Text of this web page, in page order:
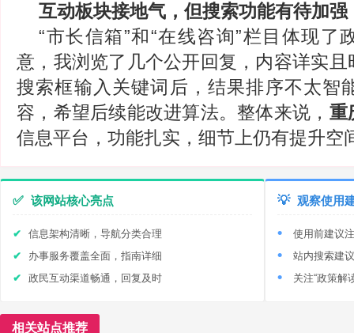
互动板块接地气，但搜索功能有待加强
“市长信箱”和“在线咨询”栏目体现了
意，我浏览了几个公开回复，内容详实
搜索框输入关键词后，结果排序不太智
容，希望后续能改进算法。整体来说， 重
信息平台，功能扎实，细节上仍有提升空
✅ 该网站核心亮点
信息架构清晰，导航分类合理
办事服务覆盖全面，指南详细
政民互动渠道畅通，回复及时
💡 观察使用
使用前建议
站内搜索建
关注“政策解
相关站点推荐